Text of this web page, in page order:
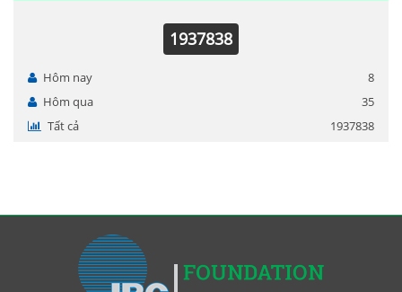
1937838
Hôm nay
8
Hôm qua
35
Tất cả
1937838